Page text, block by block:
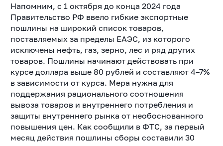
Напомним, с 1 октября до конца 2024 года
Правительство РФ ввело гибкие экспортные
пошлины на широкий список товаров,
поставляемых за пределы ЕАЭС, из которого
исключены нефть, газ, зерно, лес и ряд других
товаров. Пошлины начинают действовать при
курсе доллара выше 80 рублей и составляют 4–7%
в зависимости от курса. Мера нужна для
поддержания рационального соотношения
вывоза товаров и внутреннего потребления и
защиты внутреннего рынка от необоснованного
повышения цен. Как сообщили в ФТС, за первый
месяц действия пошлины сборы составили 30